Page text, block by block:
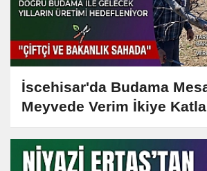
İscehisar'da Budama
Meyvede Verim İkiye